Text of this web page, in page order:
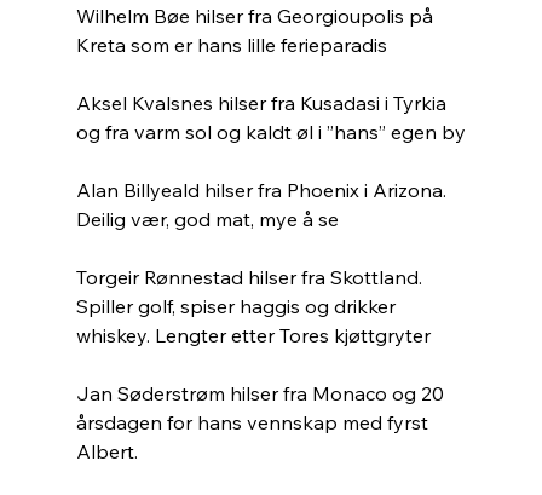
Wilhelm Bøe hilser fra Georgioupolis på
Kreta som er hans lille ferieparadis
Aksel Kvalsnes hilser fra Kusadasi i Tyrkia
og fra varm sol og kaldt øl i ”hans” egen by
Alan Billyeald hilser fra Phoenix i Arizona.
Deilig vær, god mat, mye å se
Torgeir Rønnestad hilser fra Skottland.
Spiller golf, spiser haggis og drikker
whiskey. Lengter etter Tores kjøttgryter
Jan Søderstrøm hilser fra Monaco og 20
årsdagen for hans vennskap med fyrst
Albert.